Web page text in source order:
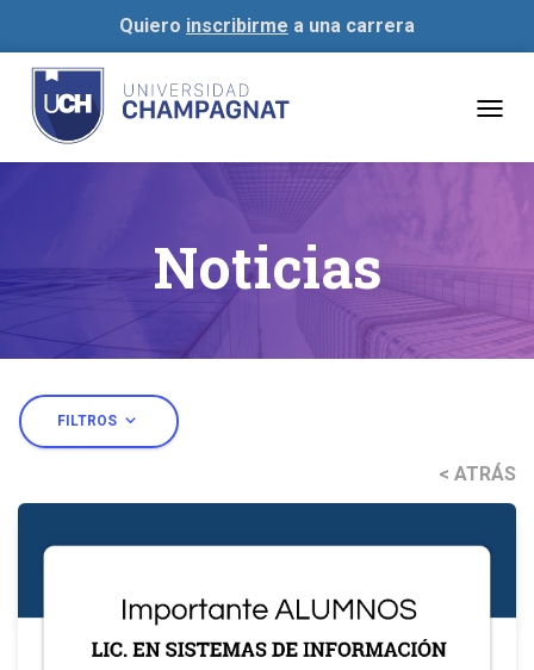
Quiero inscribirme a una carrera
Noticias
FILTROS expand_more
< ATRÁS